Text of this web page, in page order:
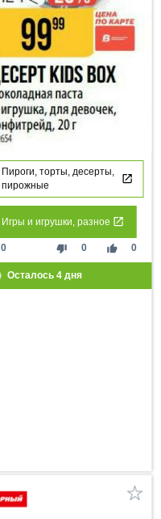
Пироги, торты, десерты,
пирожные
Игры и игрушки, разное
thumb_down 0 thumb_up 0
0
Осталось 4дня